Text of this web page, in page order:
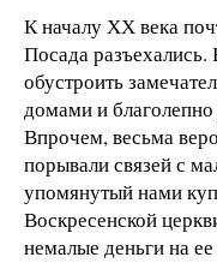
К началу ХХ века
Посада
обустроить
домами и
Впрочем, весьма
порывали связей с
упомянутый нами
Воскресенской
немалые деньги на